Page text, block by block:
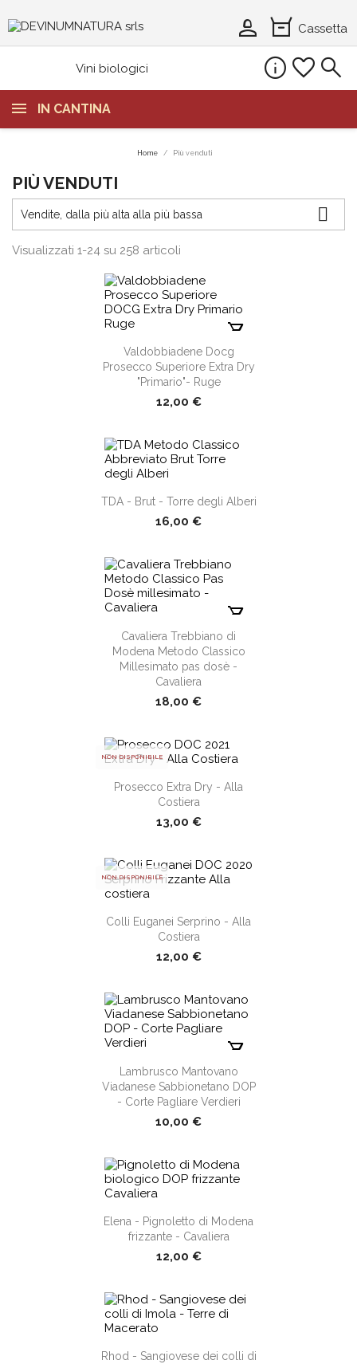
orders Cassetta
person_2
Vini biologici infofavoritesearch
IN CANTINA
Home Più venduti
PIÙ VENDUTI
Vendite, dalla più alta alla più bassa 
Visualizzati 1-24 su 258 articoli
shopping_cart
Valdobbiadene Docg
Prosecco Superiore Extra Dry
"Primario"- Ruge
12,00 €
shopping_cart
TDA - Brut - Torre degli Alberi
16,00 €
shopping_cart
Cavaliera Trebbiano di
Modena Metodo Classico
Millesimato pas dosè -
Cavaliera
18,00 €
shopping_cart
Prosecco Extra Dry - Alla
Costiera
13,00 €
NON DISPONIBILE
shopping_cart
Colli Euganei Serprino - Alla
Costiera
12,00 €
NON DISPONIBILE
shopping_cart
Lambrusco Mantovano
Viadanese Sabbionetano DOP
- Corte Pagliare Verdieri
10,00 €
shopping_cart
Elena - Pignoletto di Modena
frizzante - Cavaliera
12,00 €
shopping_cart
Rhod - Sangiovese dei colli di